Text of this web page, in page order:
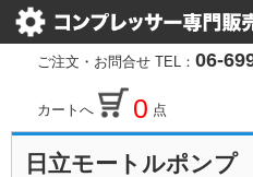
ご注文・お問合せ TEL： 06-
カートへ 0 点
日立モートルポンプ